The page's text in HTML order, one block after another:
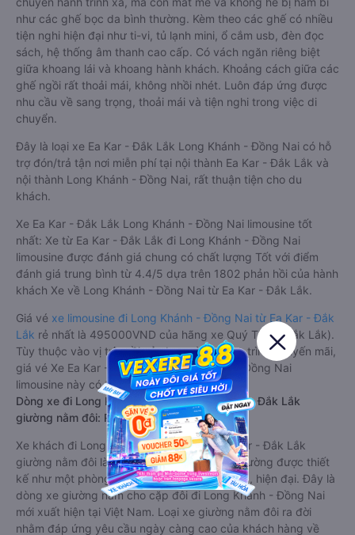
như các ghế bọc da bình thường. Kèm theo các ghế có nhiều
tiện nghi hiện đại như ti-vi, tủ lạnh mini, ổ cắm usb, đèn đọc
sách, hệ thống âm thanh cao cấp. Có vách ngăn riêng biệt
giữa khoang lái và khoang hành khách. Khoảng cách giữa các
ghế ngồi rất thoải mái, không nhồi nhét. Luôn đáp ứng được
nhu cầu về sang trọng, thoải mái và tiện nghi trong việc di
chuyển.
Đây là loại xe Ea Kar - Đắk Lắk Long Khánh - Đồng Nai có hỗ
trợ đón/trả tận nơi miễn phí tại nội thành Ea Kar - Đắk Lắk và
nội thành Long Khánh - Đồng Nai, rất thuận tiện cho du
khách.
Xe Ea Kar - Đắk Lắk Long Khánh - Đồng Nai limousine tốt
nhất: Xe từ Ea Kar - Đắk Lắk đi Long Khánh - Đồng Nai
limousine được đánh giá chung có chất lượng Tốt với điểm
đánh giá trung bình từ 4.4/5 dựa trên 1802 phản hồi của hành
khách Xe về Long Khánh - Đồng Nai từ Ea Kar - Đắk Lắk.
Giá vé xe limousine đi Long Khánh - Đồng Nai từ Ea Kar - Đắk
Lắk rẻ nhất là 495000VND của hãng xe Quý Thảo (Đắk Lắk).
Tùy thuộc vào vị trí ngồi của bạn và chương trình khuyến mãi,
giá vé Xe Ea Kar - Đắk Lắk đi Long Khánh - Đồng Nai
limousine này có thể sẽ rẻ hơn
Dòng xe đi Long Khánh - Đồng Nai từ Ea Kar - Đắk Lắk
giường nằm đôi: Riêng tư, đầy đủ tiện nghi
Xe khách đi Long Khánh - Đồng Nai từ Ea Kar - Đắk Lắk
giường nằm đôi là loại xe đặc biệt. Với mỗi giường được thiết
kế như một phòng ngủ khách sạn sang trọng, hiện đại. Đây là
dòng xe giường nằm cho cặp đôi đi Long Khánh - Đồng Nai
mới xuất hiện tại Việt Nam. Loại xe giường nằm đôi ra đời
nhằm đáp ứng yêu cầu ngày càng cao của khách hàng về